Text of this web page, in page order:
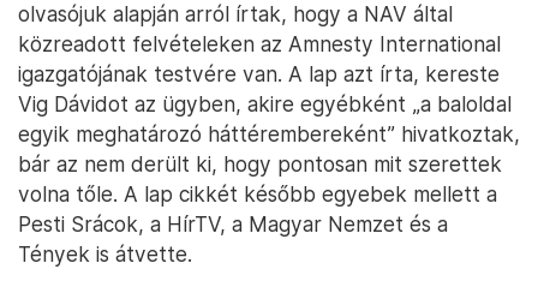
olvasójuk alapján arról írtak, hogy a NAV által
közreadott felvételeken az Amnesty International
igazgatójának testvére van. A lap azt írta, kereste
Vig Dávidot az ügyben, akire egyébként „a baloldal
egyik meghatározó háttérembereként” hivatkoztak,
bár az nem derült ki, hogy pontosan mit szerettek
volna tőle. A lap cikkét később egyebek mellett a
Pesti Srácok, a HírTV, a Magyar Nemzet és a
Tények is átvette.